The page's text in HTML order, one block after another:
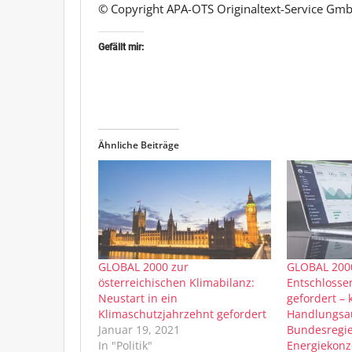
© Copyright APA-OTS Originaltext-Service
Gefällt mir:
Ähnliche Beiträge
GLOBAL 2000 zur
österreichischen Klimabilanz:
Neustart in ein
Klimaschutzjahrzehnt gefordert
Januar 19, 2021
In "Politik"
GLOBAL
gefordert –